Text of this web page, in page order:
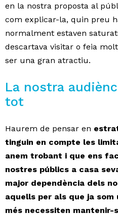
en la nostra proposta al
com explicar-la, quin preu
normalment estaven
descartava visitar o feia
ser una gran atractiu.
La nostra
tot
Haurem de pensar en
tinguin en compte les
anem trobant i que ens
nostres públics a casa
major dependència dels
aquells per als que ja
més necessiten mantenir-